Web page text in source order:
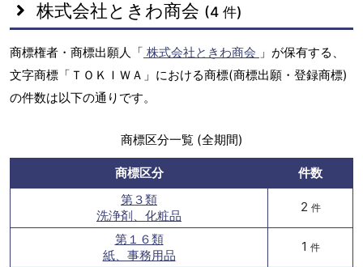
株式会社ときわ商会 (4 件)
商標権者・商標出願人「 株式会社ときわ商会 」が保有する、
文字商標「ＴＯＫＩＷＡ」における商標(商標出願・登録商標)
の件数は以下の通りです。
商標区分一覧 (全期間)
商標区分
件数
第３類
洗浄剤、化粧品
2 件
第１６類
紙、事務用品
1 件